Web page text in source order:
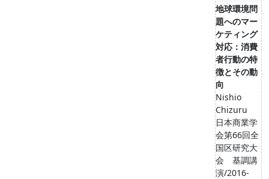
地球環境問
題へのマー
ケティング
対応：消費
者行動の特
徴とその動
向
Nishio
Chizuru
日本商業学
会第66回全
国区研究大
会 基調講
演/2016-